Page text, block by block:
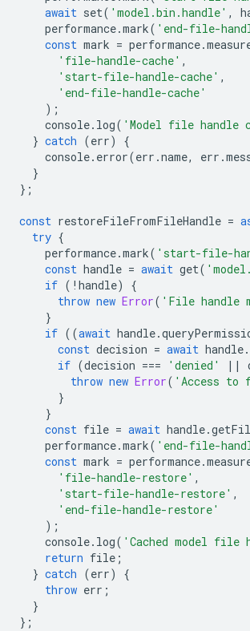
await set( 'model.bin.handle' ,
performance.mark( 'end-file-
const mark = performance.
'file-handle-cache' ,
'start-file-handle-cache' ,
'end-file-handle-cache'
);
console. log( 'Model file handle
} catch (err)
{
console. error(err .name, err .
}
};
const restoreFileFromFileHandle =
try {
performance.mark( 'start-file-
const handle = await get(
if ( ! handle)
{
throw new Error( 'File handle
}
if ((await handle.
const decision = await handle.
if (decision === 'denied' ||
throw new Error( 'Access to
}
}
const file = await handle.
performance.mark( 'end-file-
const mark = performance.
'file-handle-restore' ,
'start-file-handle-restore' ,
'end-file-handle-restore'
);
console. log( 'Cached model file
return file ;
} catch (err)
{
throw err ;
}
};